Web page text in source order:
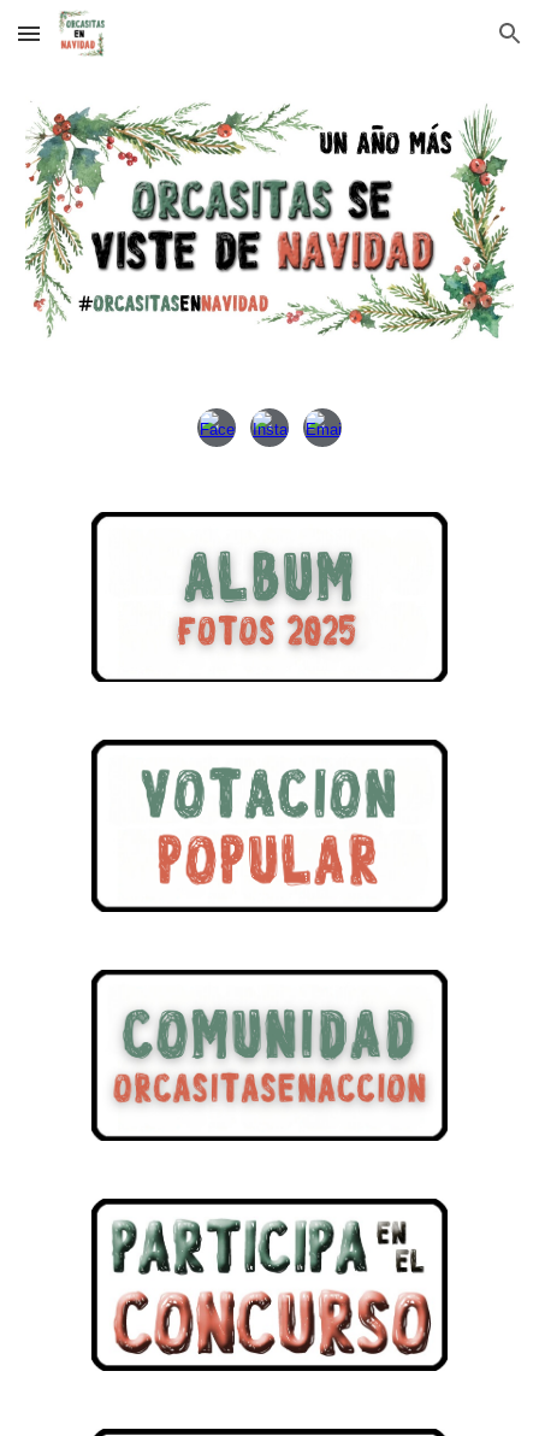
Skip to main content Skip to navigation